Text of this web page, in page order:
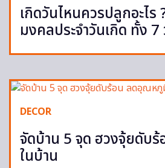
เกิดวันไหนควรปลูกอะไร
มงคลประจำวันเกิด ทั้ง 7
DECOR
จัดบ้าน 5 จุด ฮวงจุ้ยดับ
ในบ้าน